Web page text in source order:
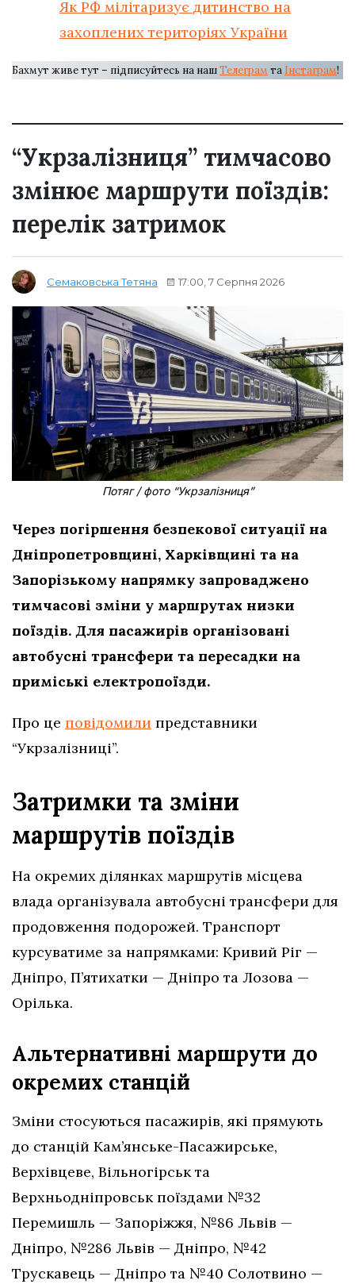
Як РФ мілітаризує дитинство на
захоплених територіях України
Бахмут живе тут – підписуйтесь на нашТелеграм та Інстаграм!
“Укрзалізниця” тимчасово
змінює маршрути поїздів:
перелік затримок
Семаковська Тетяна 17:00, 7 Серпня 2026
Потяг / фото “Укрзалізниця”
Через погіршення безпекової ситуації на
Дніпропетровщині, Харківщині та на
Запорізькому напрямку запроваджено
тимчасові зміни у маршрутах низки
поїздів. Для пасажирів організовані
автобусні трансфери та пересадки на
приміські електропоїзди.
Про це повідомили представники
“Укрзалізниці”.
Затримки та зміни
маршрутів поїздів
На окремих ділянках маршрутів місцева
влада організувала автобусні трансфери для
продовження подорожей. Транспорт
курсуватиме за напрямками: Кривий Ріг —
Дніпро, П’ятихатки — Дніпро та Лозова —
Орілька.
Альтернативні маршрути до
окремих станцій
Зміни стосуються пасажирів, які прямують
до станцій Кам’янське-Пасажирське,
Верхівцеве, Вільногірськ та
Верхньодніпровськ поїздами №32
Перемишль — Запоріжжя, №86 Львів —
Дніпро, №286 Львів — Дніпро, №42
Трускавець — Дніпро та №40 Солотвино —